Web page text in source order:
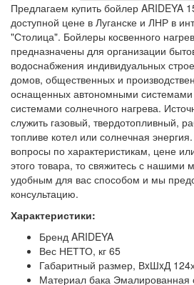
Предлагаем купить бойлер ARIDEYA
доступной цене в Луганске и ЛНР в
"Столица". Бойлеры косвенного
предназначены для организации
водоснабжения индивидуальных
домов, общественных и
оснащенных автономными системами
системами солнечного нагрева.
служить газовый, твердотопливный,
топливе котел или солнечная
вопросы по характеристикам, цене
этого товара, то свяжитесь с
удобным для вас способом и мы
консультацию.
Характеристики:
Бренд ARIDEYA
Вес НЕТТО, кг 65
Габаритный размер, ВxШxД
Материал бака Эмалированная